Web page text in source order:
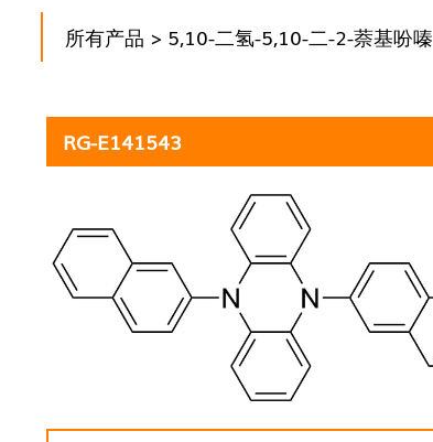
所有产品 > 5,10-二氢-5,10-二-2-萘基吩嗪
RG-E141543